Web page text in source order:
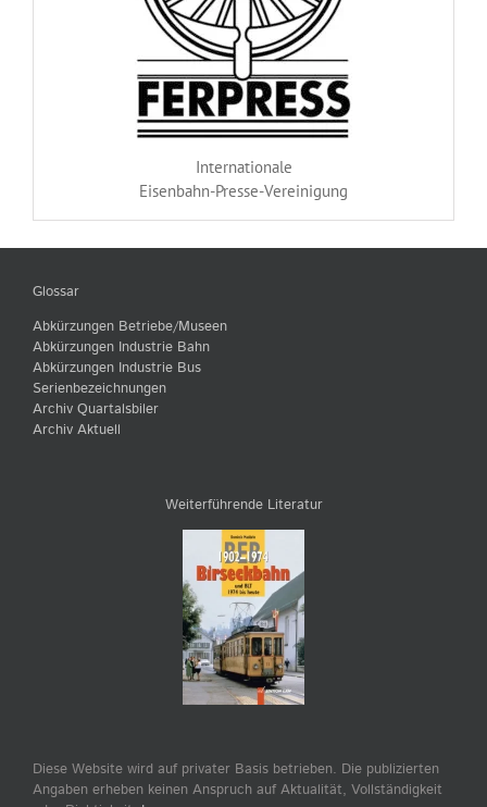
Internationale
Eisenbahn-Presse-Vereinigung
Glossar
Abkürzungen Betriebe/Museen
Abkürzungen Industrie Bahn
Abkürzungen Industrie Bus
Serienbezeichnungen
Archiv Quartalsbiler
Archiv Aktuell
Weiterführende Literatur
Diese Website wird auf privater Basis betrieben. Die publizierten
Angaben erheben keinen Anspruch auf Aktualität, Vollständigkeit